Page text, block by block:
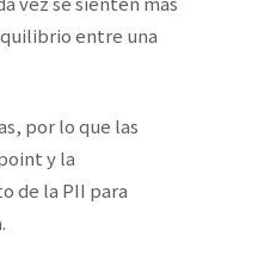
entre una
por lo que las
y la
de la PII para